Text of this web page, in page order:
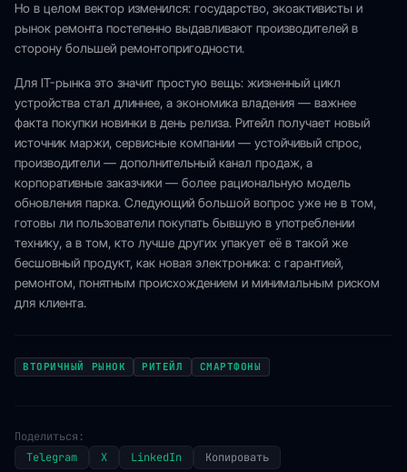
Но в целом вектор изменился: государство, экоактивисты и
рынок ремонта постепенно выдавливают производителей в
сторону большей ремонтопригодности.
Для IT-рынка это значит простую вещь: жизненный цикл
устройства стал длиннее, а экономика владения — важнее
факта покупки новинки в день релиза. Ритейл получает новый
источник маржи, сервисные компании — устойчивый спрос,
производители — дополнительный канал продаж, а
корпоративные заказчики — более рациональную модель
обновления парка. Следующий большой вопрос уже не в том,
готовы ли пользователи покупать бывшую в употреблении
технику, а в том, кто лучше других упакует её в такой же
бесшовный продукт, как новая электроника: с гарантией,
ремонтом, понятным происхождением и минимальным риском
для клиента.
ВТОРИЧНЫЙ РЫНОК РИТЕЙЛ СМАРТФОНЫ
Поделиться:
Telegram
X LinkedIn Копировать